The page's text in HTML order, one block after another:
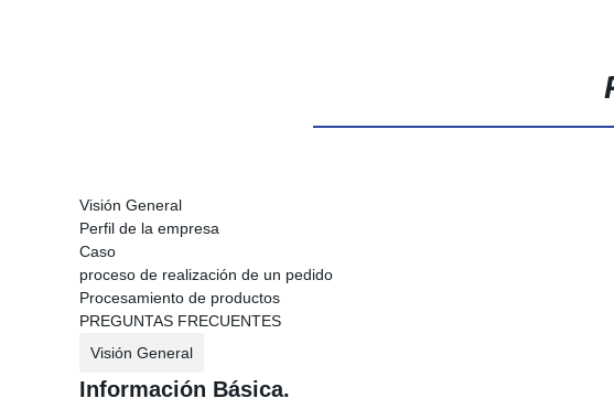
Visión General
Perfil de la empresa
Caso
proceso de realización de un pedido
Procesamiento de productos
PREGUNTAS FRECUENTES
Visión General
Información Básica.